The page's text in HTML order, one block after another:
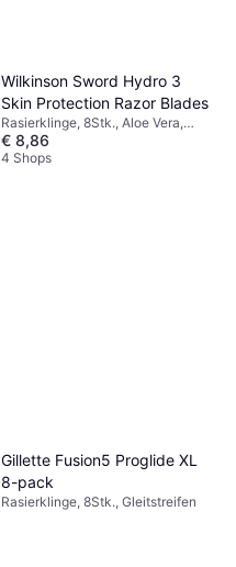
Wilkinson Sword Hydro 3
Skin Protection Razor Blades
Rasierklinge, 8Stk., Aloe Vera,
Dermatologisch getestet,
Gleitstreifen
€ 8,86
4 Shops
Gillette Fusion5 Proglide XL
8-pack
Rasierklinge, 8Stk., Gleitstreifen